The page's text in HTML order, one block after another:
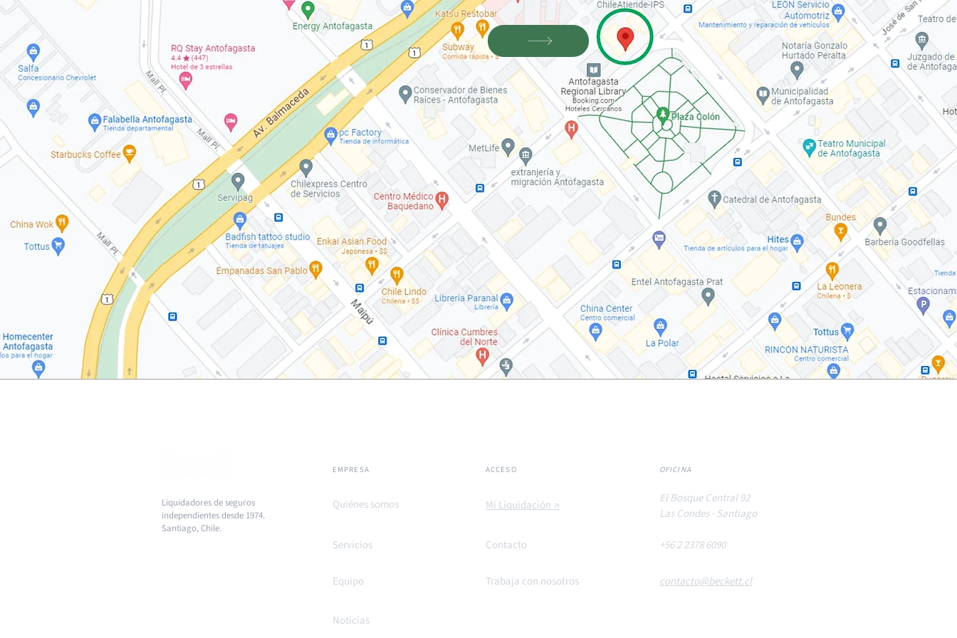
Liquidadores de seguros
independientes desde 1974.
Santiago, Chile.
EMPRESA
Quiénes somos
Servicios
Equipo
ACCESO
Mi Liquidación ↗
Contacto
Trabaja con nosotros
OFICINA
El Bosque Central 92
Las Condes · Santiago
+56 2 2378 6090
contacto@beckett.cl
Noticias